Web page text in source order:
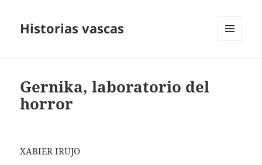
Historias vascas
Gernika, laboratorio del
horror
XABIER IRUJO